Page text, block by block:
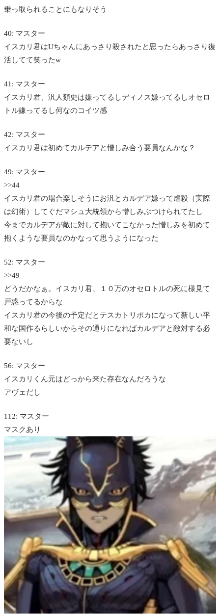
乗っ取られることにもなりそう
40: マスター
イスカリ君はUちゃんにあっさり殺されたと思ったらあっさり復
活してて笑ったw
41: マスター
イスカリ君、汎人類史は嫌ってるしディノス嫌ってるしオセロ
トル嫌ってるし何なのコイツ感
42: マスター
イスカリ君は初めてカルデアと憎しみ合う要員なんかな？
49: マスター
>>44
イスカリ君の場合楽しそうにお汎とカルデア嫌って虐殺（実際
は幻術）してぐだマシュ大統領から憎しみぶつけられてたし
今までカルデアが敵に対して抱いてこなかった憎しみを初めて
抱くような要員なのかなって思うようになった
52: マスター
>>49
どうだかなぁ。イスカリ君、１０万のオセロトルの死に様見て
戸惑ってるからな
イスカリ君の今後の予定だとテスカトリポカになって新しい平
和な国作るらしいからその通りになればカルデアと敵対する必
要ないし
56: マスター
イスカリくん元はどっから来た存在なんだろうな
アヴェだし
112: マスター
マスクあり